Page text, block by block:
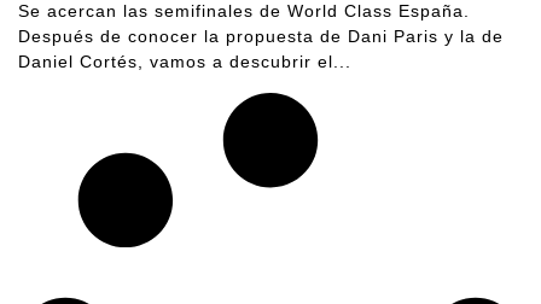
Se acercan las semifinales de World Class España.
Después de conocer la propuesta de Dani Paris y la de
Daniel Cortés, vamos a descubrir el...